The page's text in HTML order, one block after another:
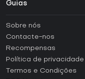
Guias
Como ativar uma CD
Como ativar uma CD
Como ativar uma CD
Sobre nós
Contacte-nos
Recompensas
Política de privacidade
Termos e Condições